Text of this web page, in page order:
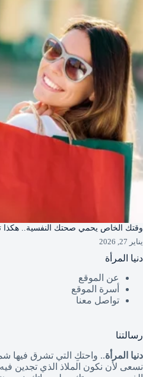
وقتك الخاص يحمي صحتك النفسية.. هكذا
يناير 27, 2026
دنيا المرأة
عن الموقع
أسرة الموقع
تواصل معنا
رسالتنا
دنيا المرأة.. واحتكِ التي تشرق فيها
نسعى لأن نكون الملاذ الذي تجدين فيه